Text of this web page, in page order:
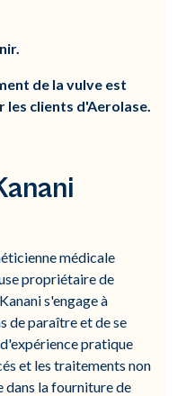
de la vulve est
clients d'Aerolase.
médicale
propriétaire de
s'engage à
de paraître et de se
pratique
et les traitements non
dans la fourniture de